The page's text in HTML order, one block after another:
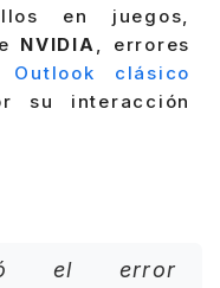
en juegos,
NVIDIA, errores
Outlook clásico
su interacción
el error